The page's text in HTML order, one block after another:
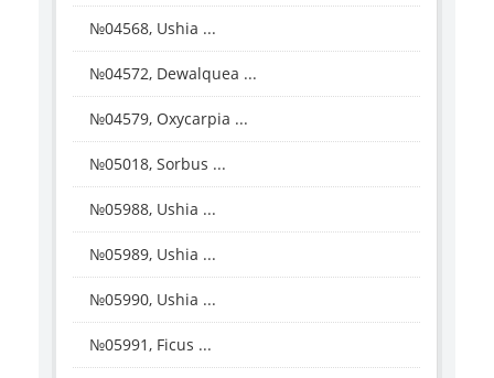
№04568, Ushia ...
№04572, Dewalquea ...
№04579, Oxycarpia ...
№05018, Sorbus ...
№05988, Ushia ...
№05989, Ushia ...
№05990, Ushia ...
№05991, Ficus ...